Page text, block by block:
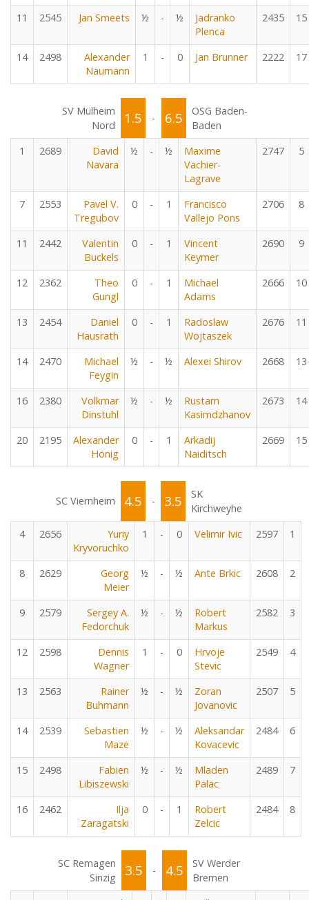
11 2545 Jan Smeets ½ - ½
Jadranko
Plenca
2435 15
14 2498
Alexander
Naumann
1 - 0 Jan Brunner 2222 17
SV Mülheim
Nord
1.5 - 6.5
OSG Baden-
Baden
1
2689
David
Navara
½ - ½
Maxime
Vachier-
Lagrave
2747 5
7 2553
Pavel V.
Tregubov
0 - 1
Francisco
Vallejo Pons
2706 8
11 2442
Valentin
Buckels
0 - 1
Vincent
Keymer
2690 9
12 2362
Theo
Gungl
0 - 1
Michael
Adams
2666 10
13 2454
Daniel
Hausrath
0 - 1
Radoslaw
Wojtaszek
2676 11
14 2470
Michael
Feygin
½ - ½ Alexei Shirov 2668 13
16 2380
Volkmar
Dinstuhl
½ - ½
Rustam
Kasimdzhanov
2673 14
20 2195
Alexander
Hönig
0 - 1
Arkadij
Naiditsch
2669 15
SC Viernheim 4.5 - 3.5
SK
Kirchweyhe
4
2656
Yuriy
Kryvoruchko
1 - 0 Velimir Ivic 2597 1
8 2629
Georg
Meier
½ - ½ Ante Brkic 2608 2
9 2579
Sergey A.
Fedorchuk
½ - ½
Robert
Markus
2582 3
12 2598
Dennis
Wagner
1 - 0
Hrvoje
Stevic
2549 4
13 2563
Rainer
Buhmann
½ - ½
Zoran
Jovanovic
2507 5
14 2539
Sebastien
Maze
½ - ½
Aleksandar
Kovacevic
2484 6
15 2498
Fabien
Libiszewski
½ - ½
Mladen
Palac
2489 7
16 2462
Ilja
Zaragatski
0 - 1
Robert
Zelcic
2484 8
SC Remagen
Sinzig
3.5 - 4.5
SV Werder
Bremen